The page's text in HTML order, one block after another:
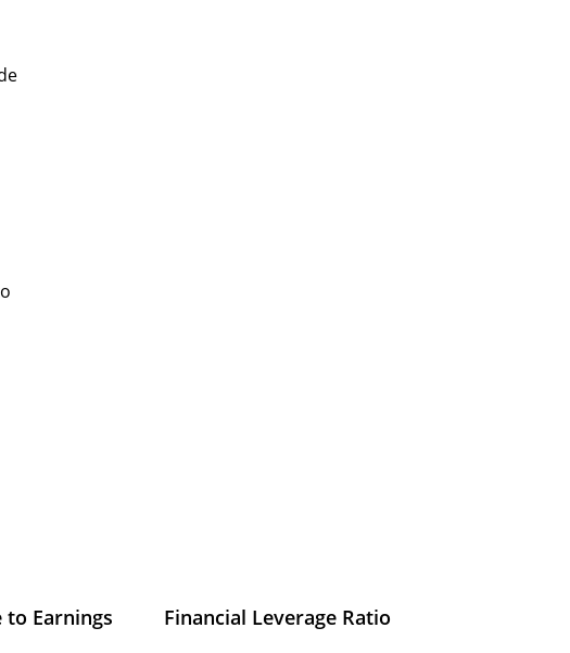
to Earnings Financial Leverage Ratio